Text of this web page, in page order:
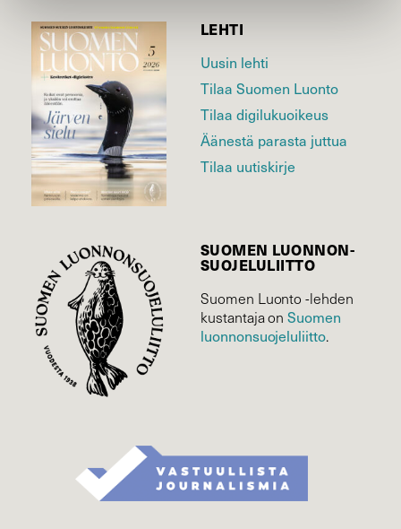
LEHTI
Uusin lehti
Tilaa Suomen Luonto
Tilaa digilukuoikeus
Äänestä parasta juttua
Tilaa uutiskirje
SUOMEN LUONNON­
SUOJELU­LIITTO
Suomen Luonto -lehden
kustantaja onSuomen
luonnonsuojelu­liitto.